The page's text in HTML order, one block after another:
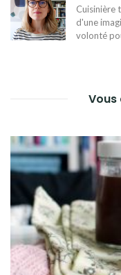
Cuisinière
d'une
volonté
Vous